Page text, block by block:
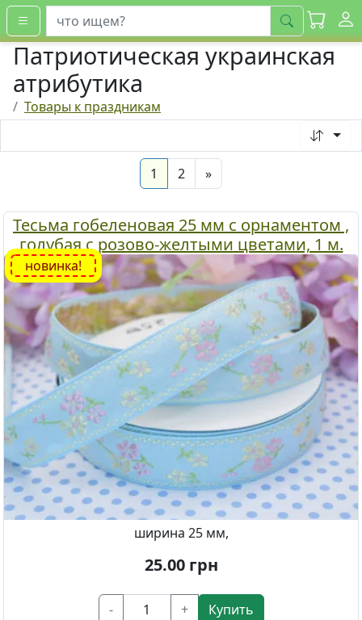
искать
Патриотическая украинская
атрибутика
Товары к праздникам
1 (current)
2 »Next
Тесьма гобеленовая 25 мм с орнаментом ,
голубая с розово-желтыми цветами, 1 м.
новинка!
ширина 25 мм,
25.00грн
- +
Купить